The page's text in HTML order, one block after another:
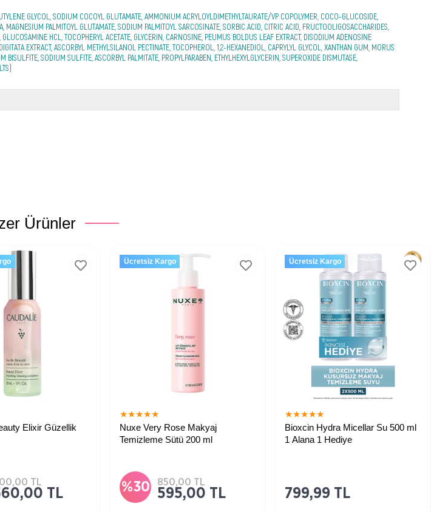
GLYCOL, SODIUM COCOYL GLUTAMATE, AMMONIUM ACRYLOYLDIMETHYLTAURATE/VP COPOLYMER, COCO-GLUCOSIDE,
PALMITOYL GLUTAMATE, SODIUM PALMITOYL SARCOSINATE, SORBIC ACID, CITRIC ACID, FRUCTOOLIGOSACCHARIDES,
HCL, TOCOPHERYL ACETATE, GLYCERIN, CARNOSINE, PEUMUS BOLDUS LEAF EXTRACT, DISODIUM ADENOSINE
EXTRACT, ASCORBYL METHYLSILANOL PECTINATE, TOCOPHEROL, 1,2-HEXANEDIOL, CAPRYLYL GLYCOL, XANTHAN GUM, MORUS
SODIUM SULFITE, ASCORBYL PALMITATE, PROPYLPARABEN, ETHYLHEXYLGLYCERIN, SUPEROXIDE DISMUTASE,
Ürünler
Elixir Güzellik
TL
TL
★★★★★
Nuxe Very Rose Makyaj
Temizleme Sütü 200 ml
%30 595,00 TL
850,00 TL
Ücretsiz Kargo
★★★★★
Bioxcin Hydra Micellar Su 500 ml
1 Alana 1 Hediye
799,99 TL
Ücretsiz Kargo